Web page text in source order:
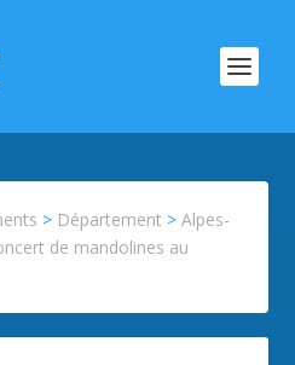
> Département >Alpes-
de mandolines au